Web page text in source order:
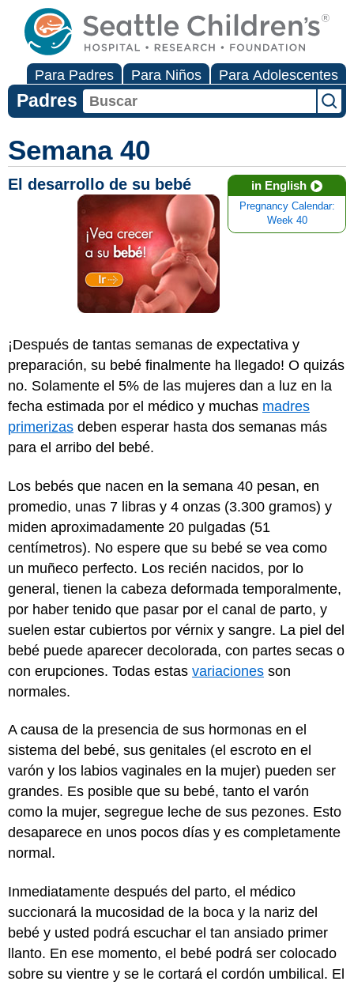
Para Padres Para Niños Para Adolescentes
Padres
Semana 40
in English
Pregnancy Calendar:
Week 40
El desarrollo de su bebé
¡Después de tantas semanas de expectativa y
preparación, su bebé finalmente ha llegado! O quizás
no. Solamente el 5% de las mujeres dan a luz en la
fecha estimada por el médico y muchas madres
primerizas deben esperar hasta dos semanas más
para el arribo del bebé.
Los bebés que nacen en la semana 40 pesan, en
promedio, unas 7 libras y 4 onzas (3.300 gramos) y
miden aproximadamente 20 pulgadas (51
centímetros). No espere que su bebé se vea como
un muñeco perfecto. Los recién nacidos, por lo
general, tienen la cabeza deformada temporalmente,
por haber tenido que pasar por el canal de parto, y
suelen estar cubiertos por vérnix y sangre. La piel del
bebé puede aparecer decolorada, con partes secas o
con erupciones. Todas estas variaciones son
normales.
A causa de la presencia de sus hormonas en el
sistema del bebé, sus genitales (el escroto en el
varón y los labios vaginales en la mujer) pueden ser
grandes. Es posible que su bebé, tanto el varón
como la mujer, segregue leche de sus pezones. Esto
desaparece en unos pocos días y es completamente
normal.
Inmediatamente después del parto, el médico
succionará la mucosidad de la boca y la nariz del
bebé y usted podrá escuchar el tan ansiado primer
llanto. En ese momento, el bebé podrá ser colocado
sobre su vientre y se le cortará el cordón umbilical. El